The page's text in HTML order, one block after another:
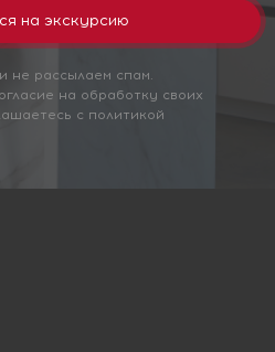
не рассылаем спам.
на обработку своих
с политикой